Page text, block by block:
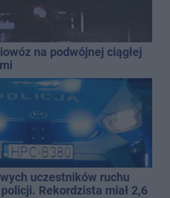
na podwójnej ciągłej
uczestników ruchu
Rekordzista miał 2,6